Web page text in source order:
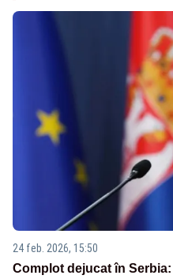
24 feb. 2026, 15:50
Complot dejucat în